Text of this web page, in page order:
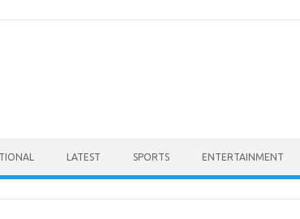
LATEST SPORTS ENTERTAINMENT